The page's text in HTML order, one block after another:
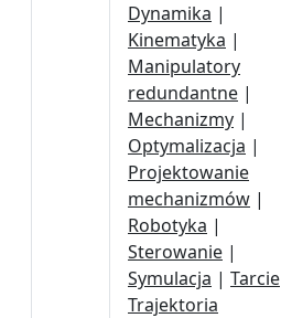
Dynamika |
Kinematyka |
Manipulatory
redundantne |
Mechanizmy |
Optymalizacja |
Projektowanie
mechanizmów |
Robotyka |
Sterowanie |
Symulacja | Tarcie
Trajektoria